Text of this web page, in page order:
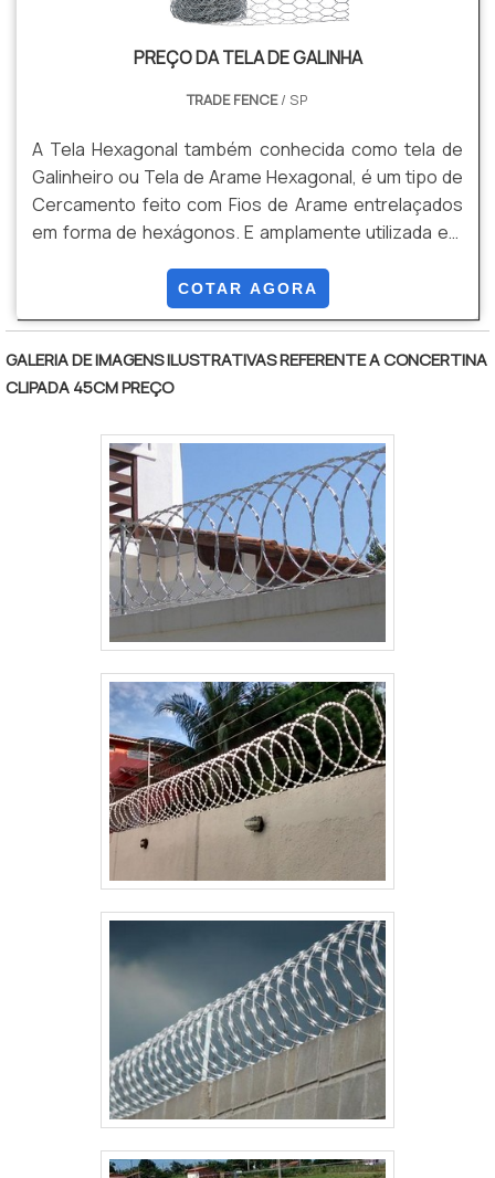
PREÇO DA TELA DE GALINHA
TRADE FENCE/ SP
A Tela Hexagonal também conhecida como tela de
Galinheiro ou Tela de Arame Hexagonal, é um tipo de
Cercamento feito com Fios de Arame entrelaçados
em forma de hexágonos. E amplamente utilizada em
áreas, devido a sua flexibilidade. Solução versátil e
econômica para uma ampla variedade de aplicações
Flexibilidade, Versatilidade, Custo Beneficio, Leveza,
Visibilidade entre outros.
COTAR AGORA
GALERIA DE IMAGENS ILUSTRATIVAS REFERENTE A CONCERTINA
CLIPADA 45CM PREÇO